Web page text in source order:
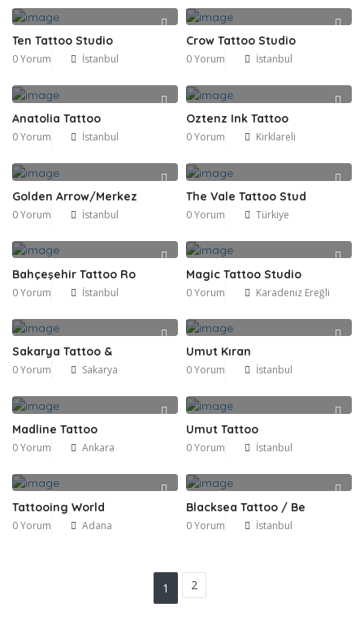
Ten Tattoo Studio
0 Yorum İstanbul
Crow Tattoo Studio
0 Yorum İstanbul
Anatolia Tattoo
0 Yorum İstanbul
Oztenz Ink Tattoo
0 Yorum Kırklareli
Golden Arrow/Merkez
0 Yorum İstanbul
The Vale Tattoo Stud
0 Yorum Türkiye
Bahçeşehir Tattoo Ro
0 Yorum İstanbul
Magic Tattoo Studio
0 Yorum Karadeniz Ereğli
Sakarya Tattoo &
0 Yorum Sakarya
Umut Kıran
0 Yorum İstanbul
Madline Tattoo
0 Yorum Ankara
Umut Tattoo
0 Yorum İstanbul
Tattooing World
0 Yorum Adana
Blacksea Tattoo / Be
0 Yorum İstanbul
1 2